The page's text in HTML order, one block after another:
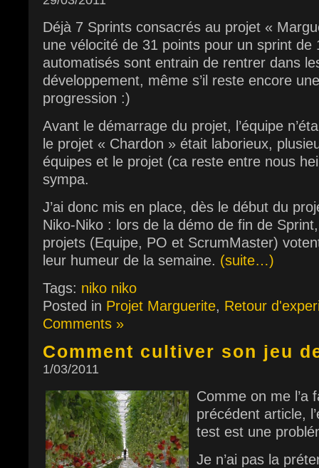
Déjà 7 Sprints consacrés au projet «
une vélocité de 31 points pour un sprint de
automatisés sont entrain de rentrer dans
développement, même s’il reste encore
progression :)
Avant le démarrage du projet, l’équipe
le projet « Chardon » était laborieux,
équipes et le projet (ca reste entre nous
sympa.
J’ai donc mis en place, dès le début du
Niko-Niko : lors de la démo de fin de
projets (Equipe, PO et ScrumMaster)
leur humeur de la semaine. (suite…)
Tags: niko niko
Posted in Projet Marguerite, Retour
Comments »
Comment cultiver son jeu
1/03/2011
Comme on me l’a
précédent article,
test est une
Je n’ai pas la